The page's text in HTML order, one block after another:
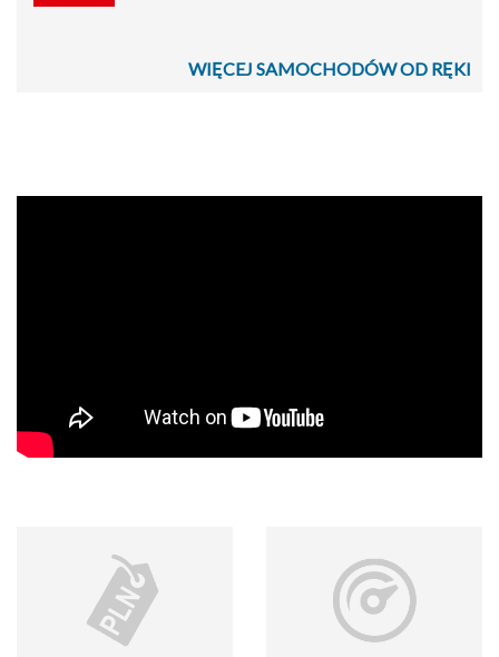
WIĘCEJ SAMOCHODÓW OD RĘKI